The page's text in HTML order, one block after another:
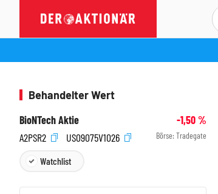
Behandelter Wert
BioNTech Aktie
-1,50%
A2PSR2
US09075V1026 Börse: Tradegate
Watchlist